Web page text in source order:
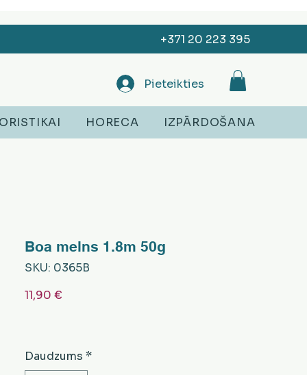
+371 20 223 395
Pieteikties
HORECA IZPĀRDOŠANA
Boa melns 1.8m 50g
SKU: 0365B
11,90 €
Daudzums *